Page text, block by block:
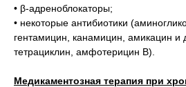
• β-адреноблокаторы;
• некоторые антибиотики
гентамицин, канамицин, амикацин и
тетрациклин, амфотерицин В).
Медикаментозная терапия при